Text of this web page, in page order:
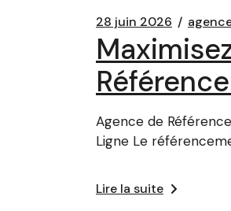
28 juin 2026
Agence de
Ligne Le
Lire la suite